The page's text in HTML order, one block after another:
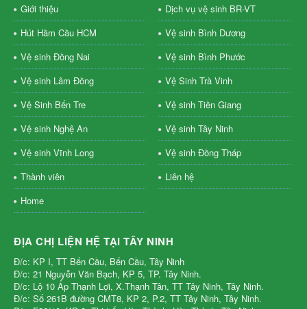
Giới thiệu
Dịch vụ vệ sinh BR-VT
Hút Hầm Cầu HCM
Vệ sinh Bình Dương
Vệ sinh Đồng Nai
Vệ sinh Bình Phước
Vệ sinh Lâm Đồng
Vệ Sinh Trà Vinh
Vệ Sinh Bến Tre
Vệ sinh Tiền Giang
Vệ sinh Nghệ An
Vệ sinh Tây Ninh
Vệ sinh Vĩnh Long
Vệ sinh Đồng Tháp
Thành viên
Liên hệ
Home
ĐỊA CHỊ LIỆN HỆ TẠI TÂY NINH
Đ/c: KP I, TT Bến Cầu, Bến Cầu, Tây Ninh
Đ/c: 21 Nguyễn Văn Bạch, KP 5, TP. Tây Ninh.
Đ/c: Lộ 10 Ấp Thạnh Lợi, X.Thạnh Tân, TT Tây Ninh, Tây Ninh.
Đ/c: Số 261B đường CMT8, KP 2, P.2, TT Tây Ninh, Tây Ninh.